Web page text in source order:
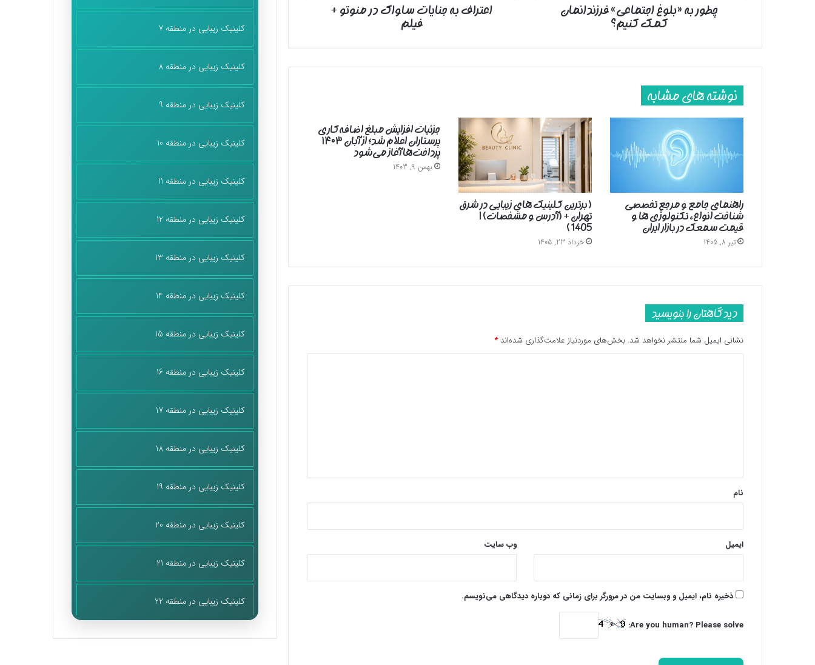
چطور به «بلوغ اجتماعی» فرزندانمان
کمک کنیم؟
اعتراف به جنایات ساواک در منوتو +
فیلم
نوشته های مشابه
راهنمای جامع و مرجع تخصصی
شناخت انواع، تکنولوژی ها و
قیمت سمعک در بازار ایران
تیر 8, 1405
( برترین کلینیک های زیبایی در شرق
تهران + (آدرس و مشخصات) |
1405 )
خرداد 23, 1405
جزئیات افزایش مبلغ اضافه‌کاری
پرستاران اعلام شد؛ از آبان ۱۴۰۳
پرداخت‌ها آغاز می‌شود
بهمن 9, 1403
دیدگاهتان را بنویسید
نشانی ایمیل شما منتشر نخواهد شد. بخش‌های موردنیاز علامت‌گذاری شده‌اند *
نام
ایمیل وب‌ سایت
ذخیره نام، ایمیل و وبسایت من در مرورگر برای زمانی که دوباره دیدگاهی می‌نویسم.
Are you human? Please solve:
کلینیک زیبایی در منطقه 7
کلینیک زیبایی در منطقه 8
کلینیک زیبایی در منطقه 9
کلینیک زیبایی در منطقه 10
کلینیک زیبایی در منطقه 11
کلینیک زیبایی در منطقه 12
کلینیک زیبایی در منطقه 13
کلینیک زیبایی در منطقه 14
کلینیک زیبایی در منطقه 15
کلینیک زیبایی در منطقه 16
کلینیک زیبایی در منطقه 17
کلینیک زیبایی در منطقه 18
کلینیک زیبایی در منطقه 19
کلینیک زیبایی در منطقه 20
کلینیک زیبایی در منطقه 21
کلینیک زیبایی در منطقه 22